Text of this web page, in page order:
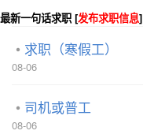
最新一句话求职 [发布求职信息]
求职（寒假工）
08-06
司机或普工
08-06